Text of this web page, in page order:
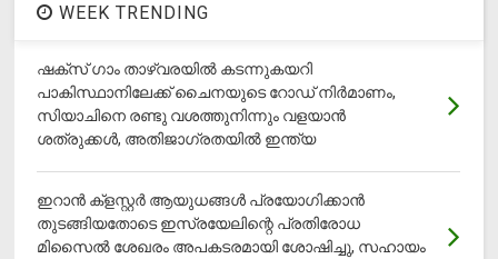
WEEK TRENDING
ഷക്സ് ​ഗാം താഴ്‌വരയിൽ കടന്നുകയറി
പാകിസ്ഥാനിലേക്ക് ചൈനയുടെ റോഡ് നിർമാണം,
സിയാചിനെ രണ്ടു വശത്തുനിന്നും വളയാൻ
ശത്രുക്കൾ, അതിജാ​ഗ്രതയിൽ ഇന്ത്യ
ഇറാന്‍ ക്‌ളസ്റ്റര്‍ ആയുധങ്ങള്‍ പ്രയോഗിക്കാന്‍
തുടങ്ങിയതോടെ ഇസ്രയേലിന്റെ പ്രതിരോധ
മിസൈല്‍ ശേഖരം അപകടരമായി ശോഷിച്ചു, സഹായം